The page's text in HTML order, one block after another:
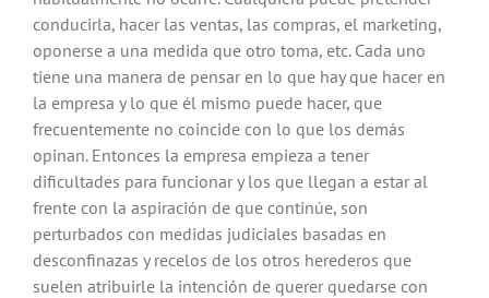
conducirla, hacer las ventas, las compras, el marketing,
oponerse a una medida que otro toma, etc. Cada uno
tiene una manera de pensar en lo que hay que hacer en
la empresa y lo que él mismo puede hacer, que
frecuentemente no coincide con lo que los demás
opinan. Entonces la empresa empieza a tener
dificultades para funcionar y los que llegan a estar al
frente con la aspiración de que continúe, son
perturbados con medidas judiciales basadas en
desconfinazas y recelos de los otros herederos que
suelen atribuirle la intención de querer quedarse con